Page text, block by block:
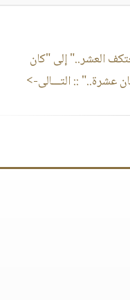
العشر.." إلى "كان
عشرة.." :: التـــالى->